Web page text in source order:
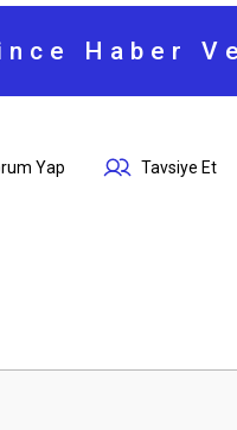
Haber
Yap Tavsiye Et